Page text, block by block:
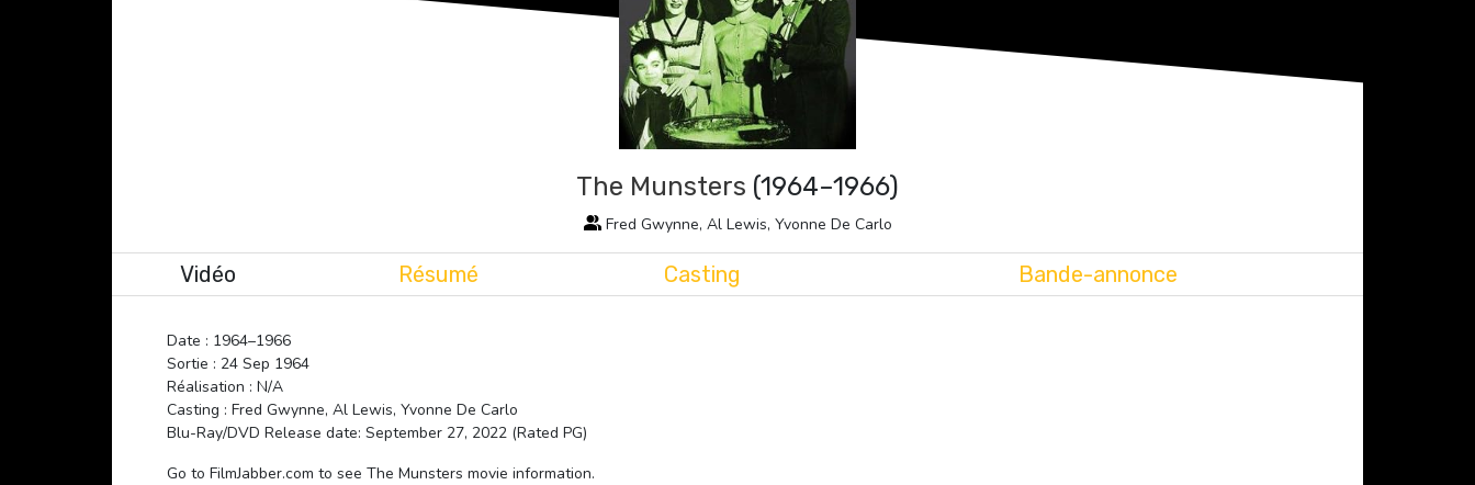
The Munsters (1964–1966)
Fred Gwynne, Al Lewis, Yvonne De Carlo
Vidéo Résumé Casting Bande-annonce
Date : 1964–1966
Sortie : 24 Sep 1964
Réalisation : N/A
Casting : Fred Gwynne, Al Lewis, Yvonne De Carlo
Blu-Ray/DVD Release date: September 27, 2022 (Rated PG)
Go to FilmJabber.com to see The Munsters movie information.